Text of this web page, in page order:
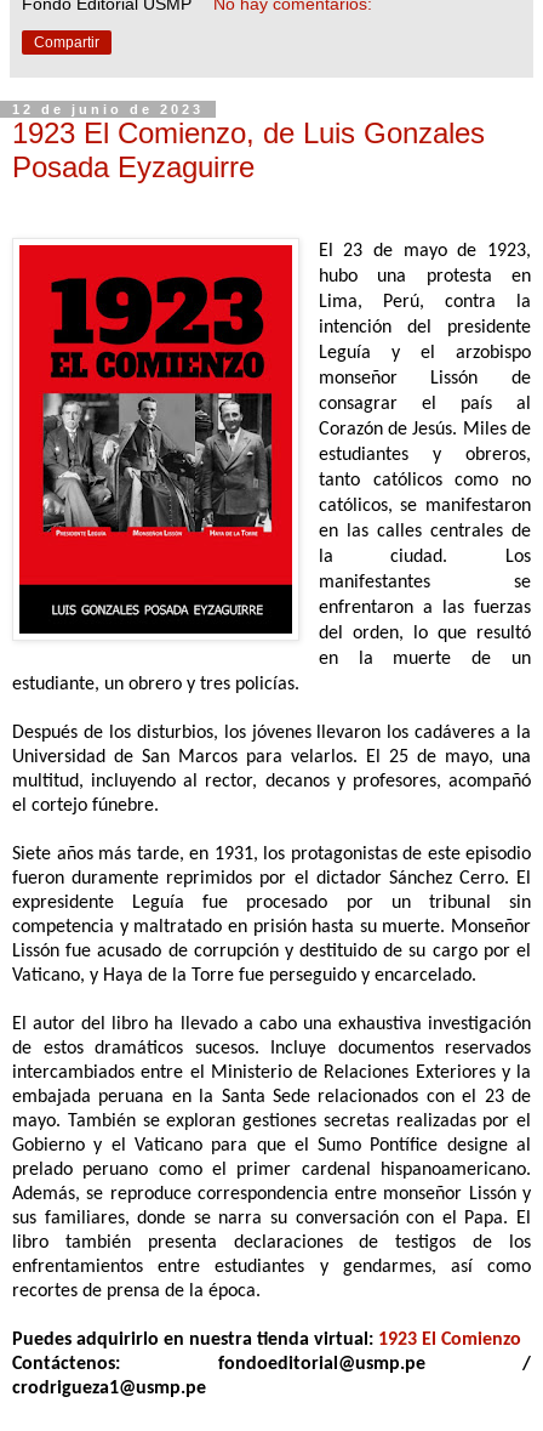
Fondo Editorial USMP No hay comentarios:
Compartir
12 de junio de 2023
1923 El Comienzo, de Luis Gonzales
Posada Eyzaguirre
El 23 de mayo de 1923,
hubo una protesta en
Lima, Perú, contra la
intención del presidente
Leguía y el arzobispo
monseñor Lissón de
consagrar el país al
Corazón de Jesús. Miles de
estudiantes y obreros,
tanto católicos como no
católicos, se manifestaron
en las calles centrales de
la ciudad. Los
manifestantes se
enfrentaron a las fuerzas
del orden, lo que resultó
en la muerte de un
estudiante, un obrero y tres policías.
Después de los disturbios, los jóvenes llevaron los cadáveres a la
Universidad de San Marcos para velarlos. El 25 de mayo, una
multitud, incluyendo al rector, decanos y profesores, acompañó
el cortejo fúnebre.
Siete años más tarde, en 1931, los protagonistas de este episodio
fueron duramente reprimidos por el dictador Sánchez Cerro. El
expresidente Leguía fue procesado por un tribunal sin
competencia y maltratado en prisión hasta su muerte. Monseñor
Lissón fue acusado de corrupción y destituido de su cargo por el
Vaticano, y Haya de la Torre fue perseguido y encarcelado.
El autor del libro ha llevado a cabo una exhaustiva investigación
de estos dramáticos sucesos. Incluye documentos reservados
intercambiados entre el Ministerio de Relaciones Exteriores y la
embajada peruana en la Santa Sede relacionados con el 23 de
mayo. También se exploran gestiones secretas realizadas por el
Gobierno y el Vaticano para que el Sumo Pontífice designe al
prelado peruano como el primer cardenal hispanoamericano.
Además, se reproduce correspondencia entre monseñor Lissón y
sus familiares, donde se narra su conversación con el Papa. El
libro también presenta declaraciones de testigos de los
enfrentamientos entre estudiantes y gendarmes, así como
recortes de prensa de la época.
Puedes adquirirlo en nuestra tienda virtual: 1923 El Comienzo
Contáctenos: fondoeditorial@usmp.pe /
crodrigueza1@usmp.pe